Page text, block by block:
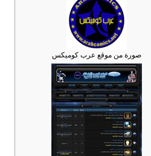
صورة من موقع عرب كوميكس